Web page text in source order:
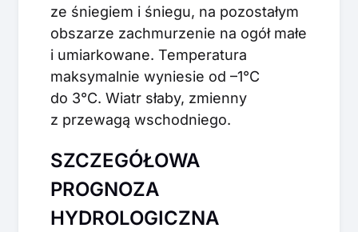
ze śniegiem i śniegu, na pozostałym
obszarze zachmurzenie na ogół małe
i umiarkowane. Temperatura
maksymalnie wyniesie od –1°C
do 3°C. Wiatr słaby, zmienny
z przewagą wschodniego.
SZCZEGÓŁOWA
PROGNOZA
HYDROLOGICZNA